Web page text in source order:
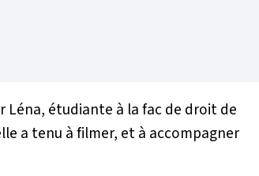
Léna, étudiante à la fac de droit de
a tenu à filmer, et à accompagner